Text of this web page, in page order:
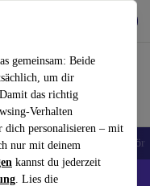
gemeinsam: Beide
um dir
das richtig
Verhalten
dich personalisieren – mit
nur mit deinem
kannst du jederzeit
. Lies die
Smartwatches Zubehör
- Code: